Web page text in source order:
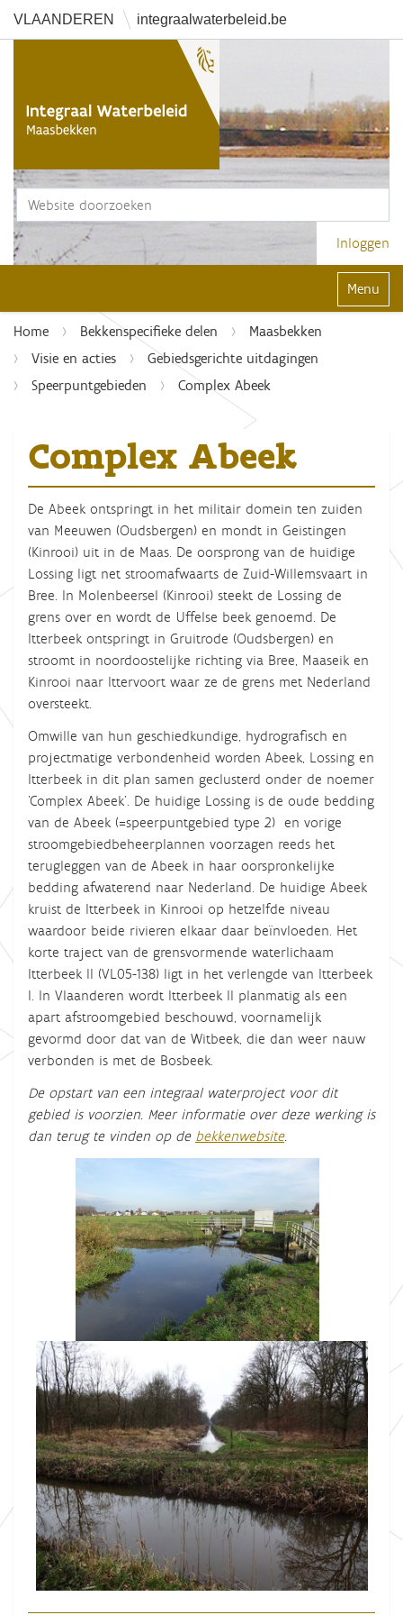
VLAANDEREN integraalwaterbeleid.be
Zoek
Geavanceerd zoeken...
Inloggen
Klap
Home Bekkenspecifieke delen
Maasbekken
Visie en acties
Gebiedsgerichte uitdagingen
Speerpuntgebieden
Complex Abeek
Complex Abeek
De Abeek ontspringt in het militair domein ten zuiden
van Meeuwen (Oudsbergen) en mondt in Geistingen
(Kinrooi) uit in de Maas. De oorsprong van de huidige
Lossing ligt net stroomafwaarts de Zuid-Willemsvaart in
Bree. In Molenbeersel (Kinrooi) steekt de Lossing de
grens over en wordt de Uffelse beek genoemd. De
Itterbeek ontspringt in Gruitrode (Oudsbergen) en
stroomt in noordoostelijke richting via Bree, Maaseik en
Kinrooi naar Ittervoort waar ze de grens met Nederland
oversteekt.
Omwille van hun geschiedkundige, hydrografisch en
projectmatige verbondenheid worden Abeek, Lossing en
Itterbeek in dit plan samen geclusterd onder de noemer
'Complex Abeek'. De huidige Lossing is de oude bedding
van de Abeek (=speerpuntgebied type 2) en vorige
stroomgebiedbeheerplannen voorzagen reeds het
terugleggen van de Abeek in haar oorspronkelijke
bedding afwaterend naar Nederland. De huidige Abeek
kruist de Itterbeek in Kinrooi op hetzelfde niveau
waardoor beide rivieren elkaar daar beïnvloeden. Het
korte traject van de grensvormende waterlichaam
Itterbeek II (VL05-138) ligt in het verlengde van Itterbeek
I. In Vlaanderen wordt Itterbeek II planmatig als een
apart afstroomgebied beschouwd, voornamelijk
gevormd door dat van de Witbeek, die dan weer nauw
verbonden is met de Bosbeek.
De opstart van een integraal waterproject voor dit
gebied is voorzien. Meer informatie over deze werking is
dan terug te vinden op de bekkenwebsite.